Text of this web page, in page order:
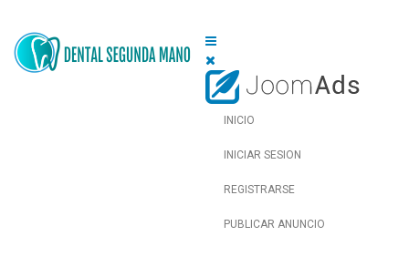
INICIO
INICIAR SESION
REGISTRARSE
PUBLICAR ANUNCIO